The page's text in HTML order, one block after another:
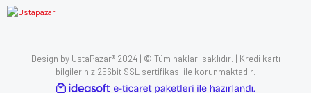
Design by UstaPazar® 2024 | © Tüm hakları saklıdır. | Kredi kartı
bilgileriniz 256bit SSL sertifikası ile korunmaktadır.
ideasoft e-